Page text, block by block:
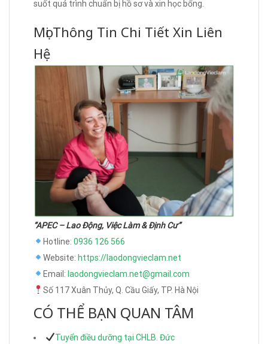
suốt quá trình chuẩn bị hồ sơ và xin học bổng.
Mọi Thông Tin Chi Tiết Xin Liên
Hệ
“APEC – Lao Động, Việc Làm & Định Cư”
Hotline: 0936 126 566
Website: https://laodongvieclam.net
Email: laodongvieclam.net@gmail.com
Số 117 Xuân Thủy, Q. Cầu Giấy, TP. Hà Nội
CÓ THỂ BẠN QUAN TÂM
Tuyển điều dưỡng tại CHLB. Đức